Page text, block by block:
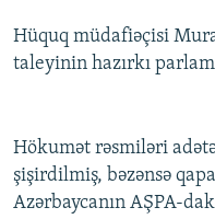
Hüquq müdafiəçisi
taleyinin hazırkı
Hökumət rəsmiləri
şişirdilmiş, bəzənsə
Azərbaycanın AŞPA-